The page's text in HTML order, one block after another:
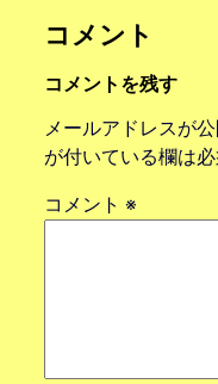
コメント
コメントを残す
メールアドレスが
が付いている欄は
コメント ※